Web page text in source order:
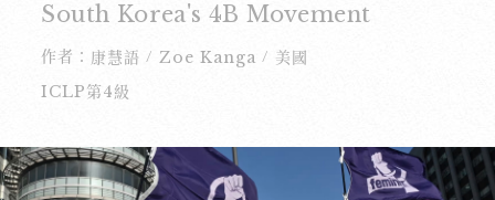
South Korea's 4B Movement
作者： 康慧語 / Zoe Kanga / 美國
ICLP第4級